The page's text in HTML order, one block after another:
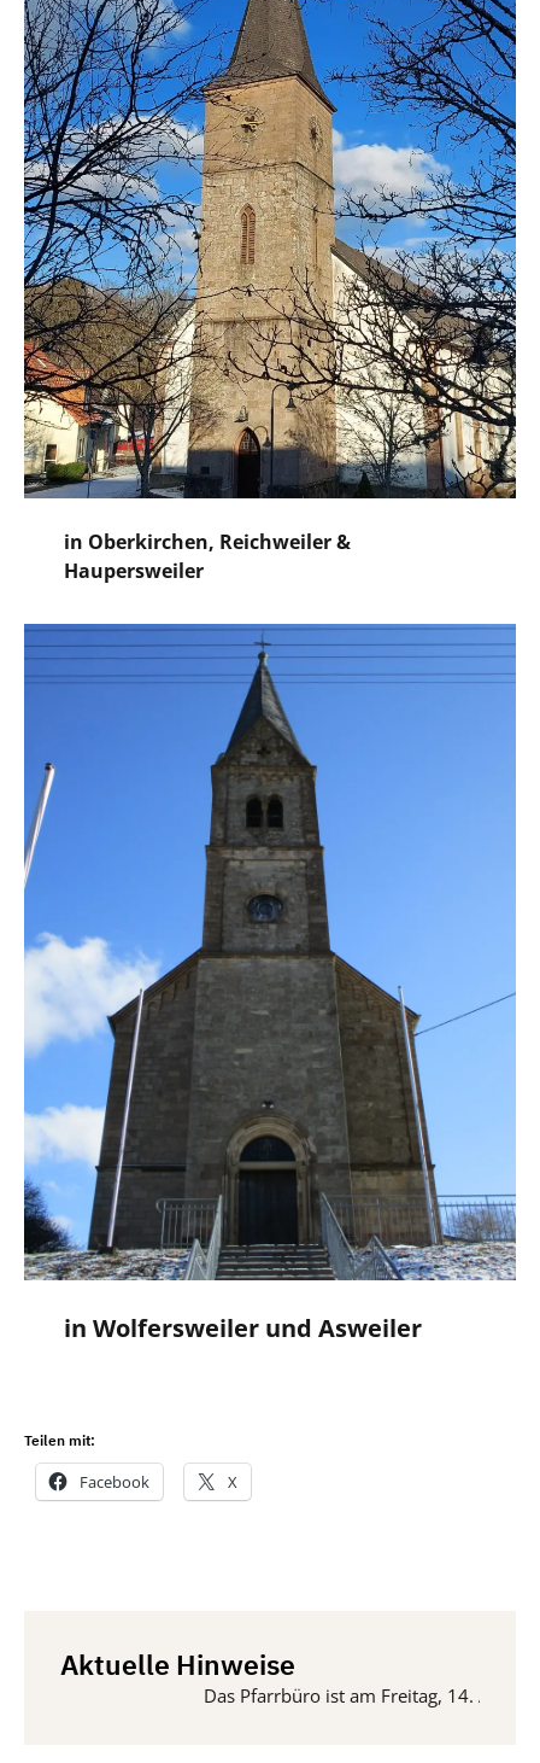
in Oberkirchen, Reichweiler &
Haupersweiler
in Wolfersweiler und Asweiler
Teilen mit:
Facebook X
Aktuelle Hinweise
Das Pfarrbüro ist am Freitag, 14. August